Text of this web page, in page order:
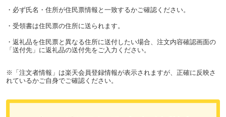
・必ず氏名・住所が住民票情報と一致するかご確認ください。
・受領書は住民票の住所に送られます。
・返礼品を住民票と異なる住所に送付したい場合、注文内容確認画面の
「送付先」に返礼品の送付先をご入力ください。
※「注文者情報」は楽天会員登録情報が表示されますが、正確に反映さ
れているかご自身でご確認ください。